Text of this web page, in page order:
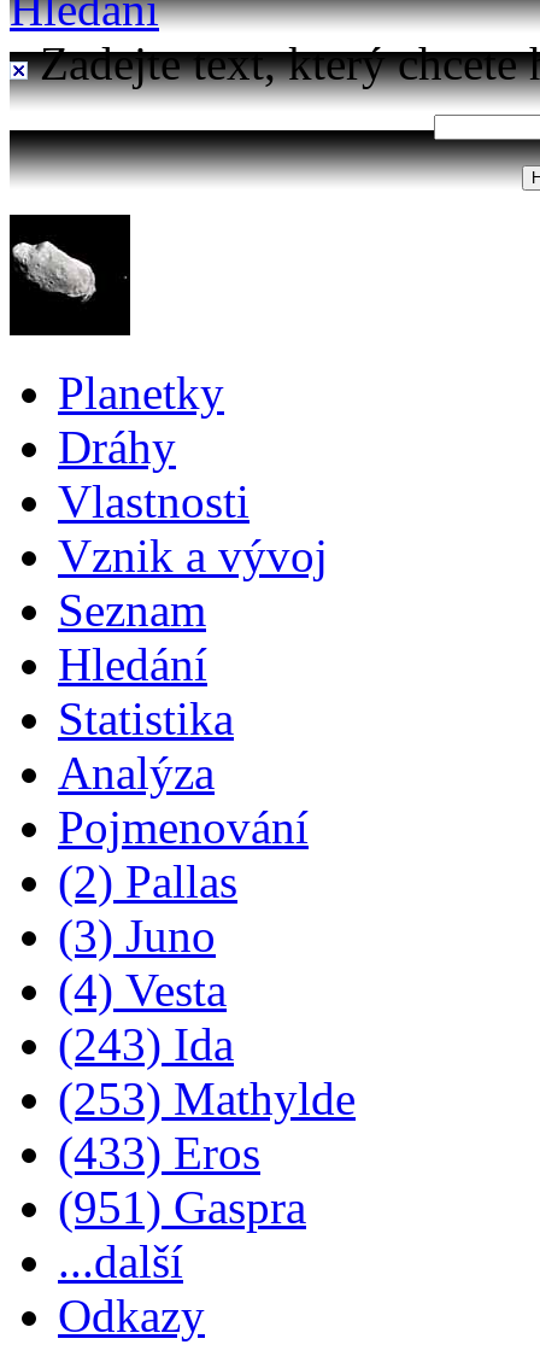
Zadejte text, který chcete
Planetky
Dráhy
Vlastnosti
Vznik a vývoj
Seznam
Hledání
Statistika
Analýza
Pojmenování
(2) Pallas
(3) Juno
(4) Vesta
(243) Ida
(253) Mathylde
(433) Eros
(951) Gaspra
...další
Odkazy